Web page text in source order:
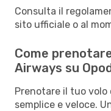
Consulta il
sito ufficiale o al
Come
Airways su
Prenotare il tuo volo
semplice e veloce.